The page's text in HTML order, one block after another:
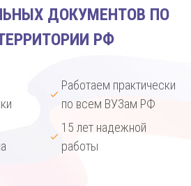
ДОКУМЕНТОВ ПО
РФ
Работаем практически
по всем ВУЗам РФ
15 лет надежной
работы